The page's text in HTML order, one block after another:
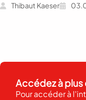
Thibaut Kaeser
Accédez à
Pour accéder à